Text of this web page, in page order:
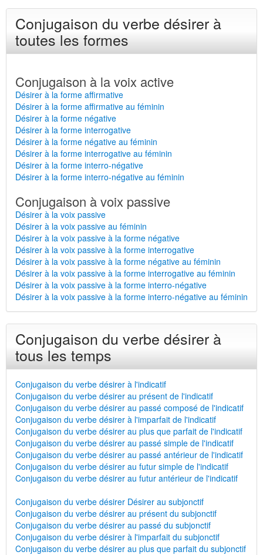
Conjugaison du verbe désirer à
toutes les formes
Conjugaison à la voix active
Désirer à la forme affirmative
Désirer à la forme affirmative au féminin
Désirer à la forme négative
Désirer à la forme interrogative
Désirer à la forme négative au féminin
Désirer à la forme interrogative au féminin
Désirer à la forme interro-négative
Désirer à la forme interro-négative au féminin
Conjugaison à voix passive
Désirer à la voix passive
Désirer à la voix passive au féminin
Désirer à la voix passive à la forme négative
Désirer à la voix passive à la forme interrogative
Désirer à la voix passive à la forme négative au féminin
Désirer à la voix passive à la forme interrogative au féminin
Désirer à la voix passive à la forme interro-négative
Désirer à la voix passive à la forme interro-négative au féminin
Conjugaison du verbe désirer à
tous les temps
Conjugaison du verbe désirer à l'indicatif
Conjugaison du verbe désirer au présent de l'indicatif
Conjugaison du verbe désirer au passé composé de l'indicatif
Conjugaison du verbe désirer à l'imparfait de l'indicatif
Conjugaison du verbe désirer au plus que parfait de l'indicatif
Conjugaison du verbe désirer au passé simple de l'indicatif
Conjugaison du verbe désirer au passé antérieur de l'indicatif
Conjugaison du verbe désirer au futur simple de l'indicatif
Conjugaison du verbe désirer au futur antérieur de l'indicatif
Conjugaison du verbe désirer Désirer au subjonctif
Conjugaison du verbe désirer au présent du subjonctif
Conjugaison du verbe désirer au passé du subjonctif
Conjugaison du verbe désirer à l'imparfait du subjonctif
Conjugaison du verbe désirer au plus que parfait du subjonctif